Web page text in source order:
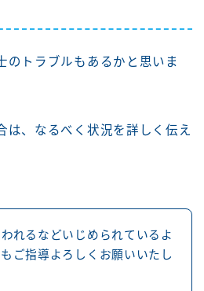
トラブルもあるかと思いま
、なるべく状況を詳しく伝え
れるなどいじめられているよ
ご指導よろしくお願いいたし